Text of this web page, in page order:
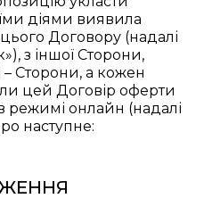
діями виявила
Договору (надалі
з іншої Сторони,
– Сторони, а кожен
цей Договір оферти
режимі онлайн (надалі
наступне: